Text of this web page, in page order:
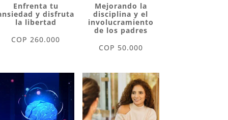
Enfrenta tu
y disfruta
la libertad
COP 260.000
Mejorando la
disciplina y el
involucramiento
de los padres
COP 50.000